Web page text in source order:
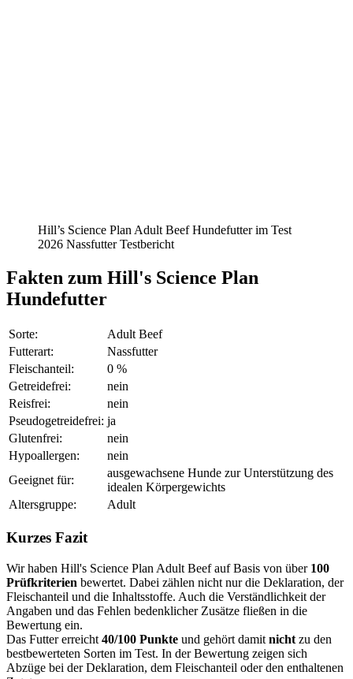
Hill’s Science Plan Adult Beef Hundefutter im Test
2026 Nassfutter Testbericht
Fakten zum Hill's Science Plan
Hundefutter
Sorte:
Adult Beef
Futterart:
Nassfutter
Fleischanteil:
0 %
Getreidefrei:
nein
Reisfrei:
nein
Pseudogetreidefrei: ja
Glutenfrei:
nein
Hypoallergen:
nein
Geeignet für:
ausgewachsene Hunde zur Unterstützung des
idealen Körpergewichts
Altersgruppe:
Adult
Kurzes Fazit
Wir haben Hill's Science Plan Adult Beef auf Basis von über 100
Prüfkriterien bewertet. Dabei zählen nicht nur die Deklaration, der
Fleischanteil und die Inhaltsstoffe. Auch die Verständlichkeit der
Angaben und das Fehlen bedenklicher Zusätze fließen in die
Bewertung ein.
Das Futter erreicht 40/100 Punkte und gehört damit nicht zu den
bestbewerteten Sorten im Test. In der Bewertung zeigen sich
Abzüge bei der Deklaration, dem Fleischanteil oder den enthaltenen